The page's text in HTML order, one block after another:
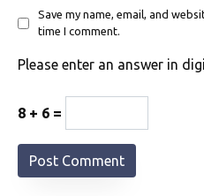
Save my name, email, and
time I comment.
Please enter an answer in
8 + 6 =